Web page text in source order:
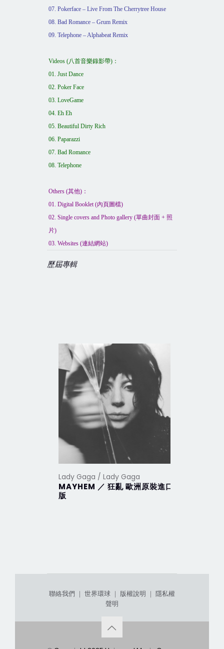
07. Pokerface – Live From The Cherrytree House
08. Bad Romance – Grum Remix
09. Telephone – Alphabeat Remix
Videos (八首音樂錄影帶)：
01. Just Dance
02. Poker Face
03. LoveGame
04. Eh Eh
05. Beautiful Dirty Rich
06. Paparazzi
07. Bad Romance
08. Telephone
Others (其他)：
01. Digital Booklet (內頁圖檔)
02. Single covers and Photo gallery (單曲封面 + 照
片)
03. Websites (連結網站)
歷屆專輯
Lady Gaga / Lady Gaga
MAYHEM ／ 狂亂 歐洲原裝進口
版
聯絡我們 ｜ 世界環球 ｜ 版權說明 ｜ 隱私權
聲明